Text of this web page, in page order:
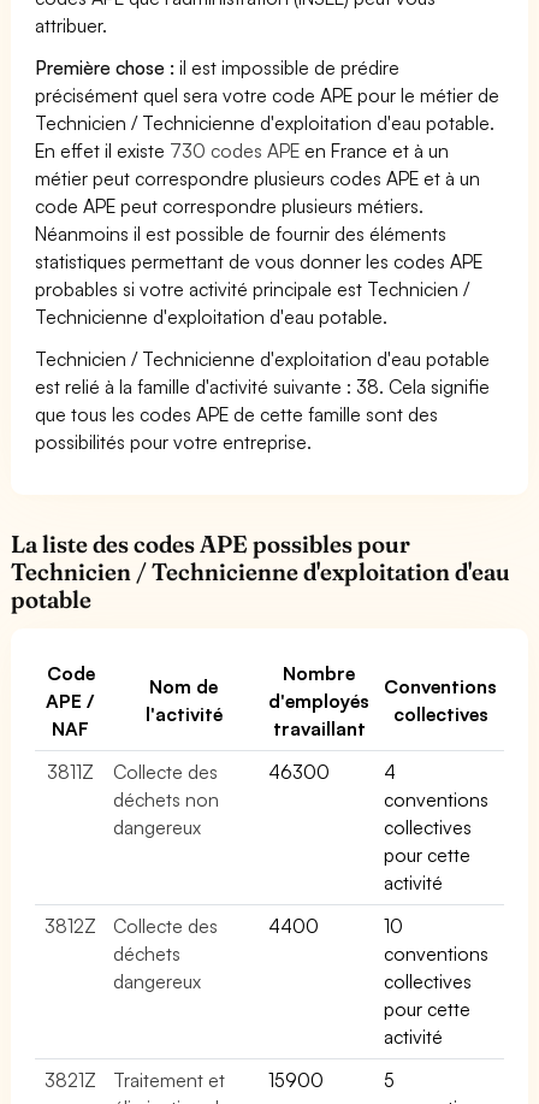
attribuer.
Première chose : il est impossible de prédire
précisément quel sera votre code APE pour le métier de
Technicien / Technicienne d'exploitation d'eau potable.
En effet il existe 730 codes APE en France et à un
métier peut correspondre plusieurs codes APE et à un
code APE peut correspondre plusieurs métiers.
Néanmoins il est possible de fournir des éléments
statistiques permettant de vous donner les codes APE
probables si votre activité principale est Technicien /
Technicienne d'exploitation d'eau potable.
Technicien / Technicienne d'exploitation d'eau potable
est relié à la famille d'activité suivante : 38. Cela signifie
que tous les codes APE de cette famille sont des
possibilités pour votre entreprise.
La liste des codes APE possibles pour
Technicien / Technicienne d'exploitation d'eau
potable
Code
APE /
NAF
Nom de
l'activité
Nombre
d'employés
travaillant
Conventions
collectives
3811Z
Collecte des
déchets non
dangereux
46300
4
conventions
collectives
pour cette
activité
3812Z
Collecte des
déchets
dangereux
4400
10
conventions
collectives
pour cette
activité
3821Z
Traitement et
15900
5